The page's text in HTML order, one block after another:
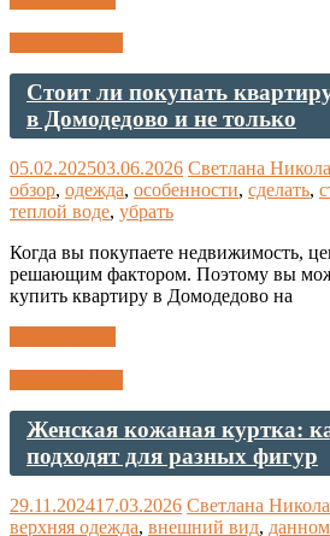
Стоит ли покупать
в Домодедово и не только
05.02.202503.06.2026 Светлана
обзор, одежда, особенности, сделать,
теплой воде, убрать
Когда вы покупаете недвижимость,
решающим фактором. Поэтому вы
купить квартиру в Домодедово на
Женская кожаная куртка:
подходят для разных фигур
29.11.202417.03.2026 Светлана
верхняя одежда, внешний вид,